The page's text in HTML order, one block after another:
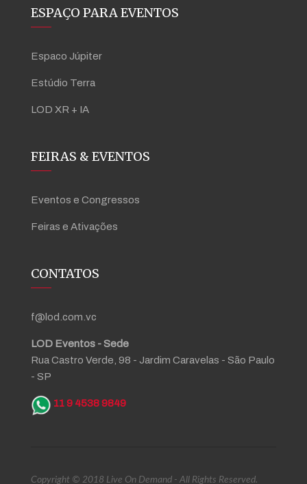
ESPAÇO PARA EVENTOS
Espaco Júpiter
Estúdio Terra
LOD XR + IA
FEIRAS & EVENTOS
Eventos e Congressos
Feiras e Ativações
CONTATOS
f@lod.com.vc
LOD Eventos - Sede
Rua Castro Verde, 98 - Jardim Caravelas - São Paulo
- SP
11 9 4538 9849
Copyright © 2018 Live On Demand - All Rights Reserved.